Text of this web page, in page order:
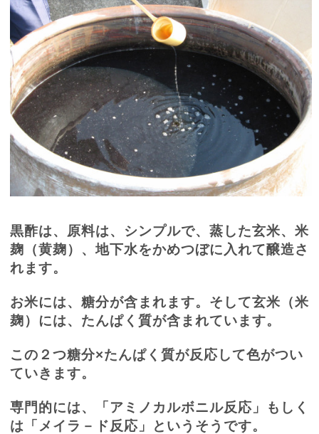
黒酢は、原料は、シンプルで、蒸した玄米、米
麹（黄麹）、地下水をかめつぼに入れて醸造さ
れます。
お米には、糖分が含まれます。そして玄米（米
麹）には、たんぱく質が含まれています。
この２つ糖分×たんぱく質が反応して色がつい
ていきます。
専門的には、「アミノカルボニル反応」もしく
は「メイラ－ド反応」というそうです。